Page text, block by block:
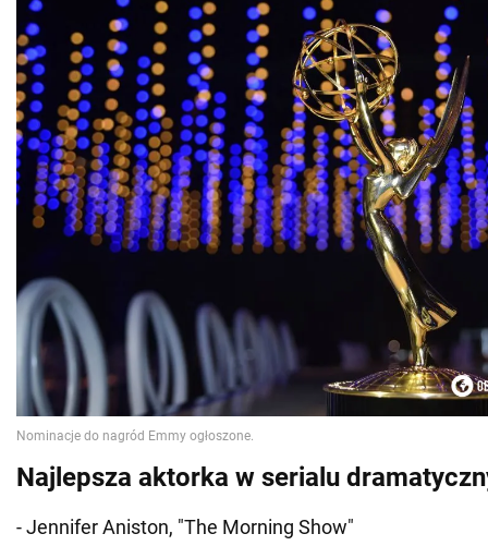
Najlepsza aktorka w serialu
- Jennifer Aniston, "The Morning Show"